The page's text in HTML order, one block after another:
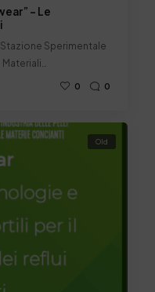
– Le
Sperimentale
0 0
Old